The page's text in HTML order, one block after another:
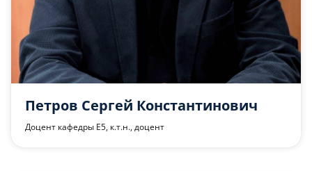
Петров Сергей Константинович
Доцент кафедры Е5, к.т.н., доцент